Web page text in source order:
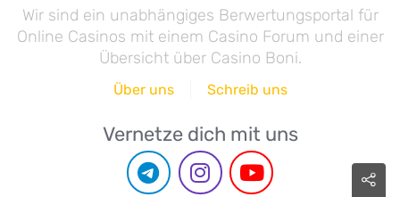
Wir sind ein unabhängiges Berwertungsportal für
Online Casinos mit einem Casino Forum und einer
Übersicht über Casino Boni.
Über uns Schreib uns
Vernetze dich mit uns